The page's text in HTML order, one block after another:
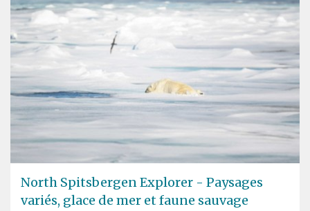
North Spitsbergen Explorer - Paysages
variés, glace de mer et faune sauvage